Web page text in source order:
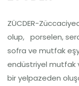
ZÜCDER-
olup, porselen,
sofra ve mutfak
endüstriyel mutfak
bir yelpazeden